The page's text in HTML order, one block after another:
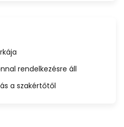
rendelkezésre áll
a szakértőtől